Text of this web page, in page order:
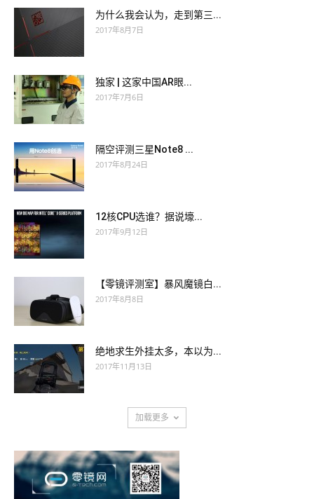
为什么我会认为，走到第三...
2017年8月7日
独家 | 这家中国AR眼...
2017年7月6日
隔空评测三星Note8 ...
2017年8月24日
12核CPU选谁？据说壕...
2017年9月12日
【零镜评测室】暴风魔镜白...
2017年8月8日
绝地求生外挂太多，本以为...
2017年11月13日
加载更多